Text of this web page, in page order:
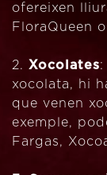
ofereixen
FloraQueen
2. Xocolates:
xocolata, hi
que venen
exemple,
Fargas,